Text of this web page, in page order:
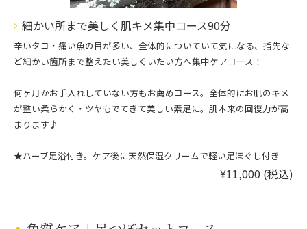
細かい所まで美しく肌キメ集中コース90分
辛いタコ・痛い魚の目が多い、全体的についていて気になる、指先な
ど細かい箇所まで整えたい美しくいたい方へ集中ケアコース！
何ヶ月かお手入れしていない方もお薦めコース。全体的にお肌のキメ
が整い柔らかく・ツヤもでてきて美しい素足に。肌本来の回復力が高
まります♪
★ハーブ足浴付き。ケア後に天然保湿クリームで軽い足ほぐし付き
¥11,000 (税込)